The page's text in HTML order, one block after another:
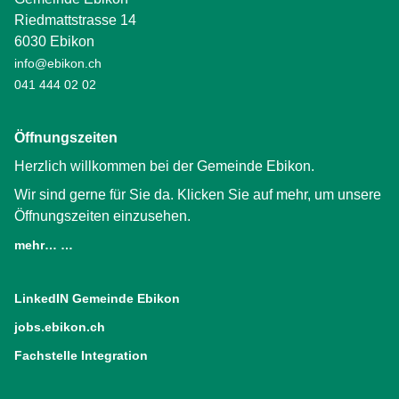
Riedmattstrasse 14
6030 Ebikon
info@ebikon.ch
041 444 02 02
Öffnungszeiten
Herzlich willkommen bei der Gemeinde Ebikon.
Wir sind gerne für Sie da. Klicken Sie auf mehr, um unsere
Öffnungszeiten einzusehen.
mehr… …
LinkedIN Gemeinde Ebikon
jobs.ebikon.ch
Fachstelle Integration